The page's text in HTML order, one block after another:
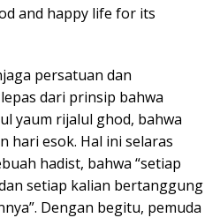
and happy life for its
persatuan dan
dari prinsip bahwa
yaum rijalul ghod, bahwa
hari esok. Hal ini selaras
hadist, bahwa “setiap
setiap kalian bertanggung
Dengan begitu, pemuda